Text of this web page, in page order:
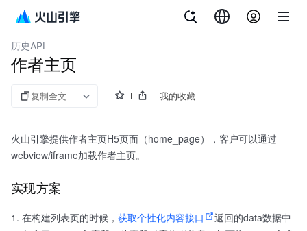
内容定制
历史API
作者主页
复制全文 我的收藏
火山引擎提供作者主页H5页面（home_page），客户可以通过
webview/iframe加载作者主页。
实现方案
在构建列表页的时候， 获取个性化内容接口
返回的data数据中